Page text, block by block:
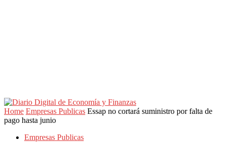
Home Empresas Publicas Essap no cortará suministro por falta de
pago hasta junio
Empresas Publicas